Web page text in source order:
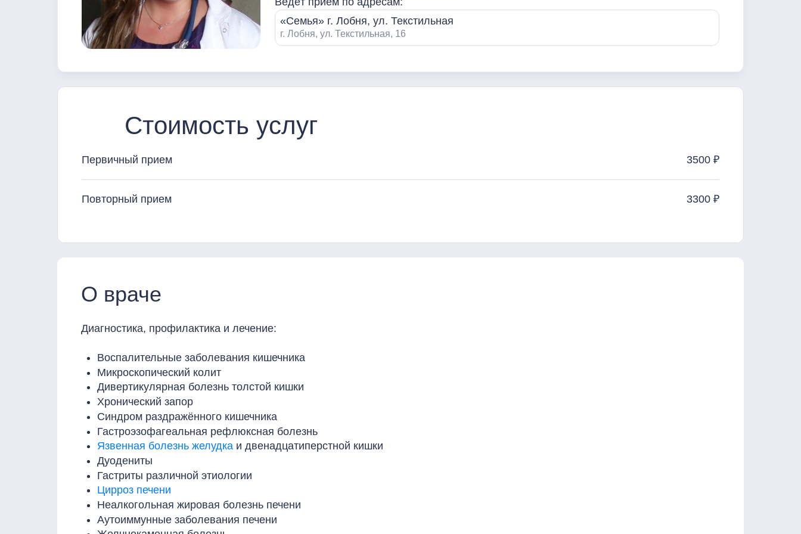
«Семья» г. Лобня, ул. Текстильная
г. Лобня, ул. Текстильная, 16
Стоимость услуг
Первичный прием 3500 ₽
Повторный прием 3300 ₽
О враче
Диагностика, профилактика и лечение:
Воспалительные заболевания кишечника
Микроскопический колит
Дивертикулярная болезнь толстой кишки
Хронический запор
Синдром раздражённого кишечника
Гастроэзофагеальная рефлюксная болезнь
Язвенная болезнь желудка и двенадцатиперстной кишки
Дуодениты
Гастриты различной этиологии
Цирроз печени
Неалкогольная жировая болезнь печени
Аутоиммунные заболевания печени